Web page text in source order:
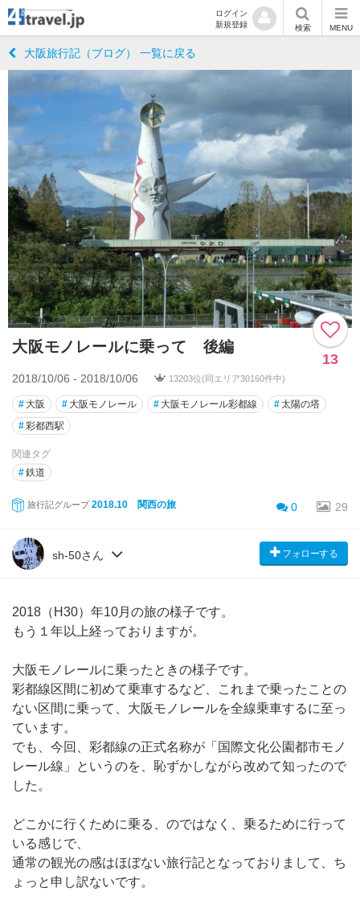
ログイン
新規登録
検索 MENU
大阪旅行記（ブログ） 一覧に戻る
大阪モノレールに乗って 後編
13
2018/10/06 - 2018/10/06 13203位(同エリア30160件中)
# 大阪 # 大阪モノレール # 大阪モノレール彩都線 #太陽の塔
#彩都西駅
関連タグ
#鉄道
旅行記グループ 2018.10 関西の旅 0 29
sh-50さん フォローする
2018（H30）年10月の旅の様子です。
もう１年以上経っておりますが。
大阪モノレールに乗ったときの様子です。
彩都線区間に初めて乗車するなど、これまで乗ったことの
ない区間に乗って、大阪モノレールを全線乗車するに至っ
ています。
でも、今回、彩都線の正式名称が「国際文化公園都市モノ
レール線」というのを、恥ずかしながら改めて知ったので
した。
どこかに行くために乗る、のではなく、乗るために行って
いる感じで、
通常の観光の感はほぼない旅行記となっておりまして、ち
ょっと申し訳ないです。